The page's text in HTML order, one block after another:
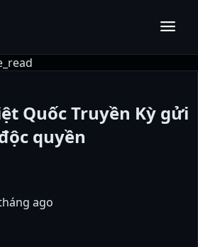
menu
Quốc Truyền Kỳ gửi
quyền
ago